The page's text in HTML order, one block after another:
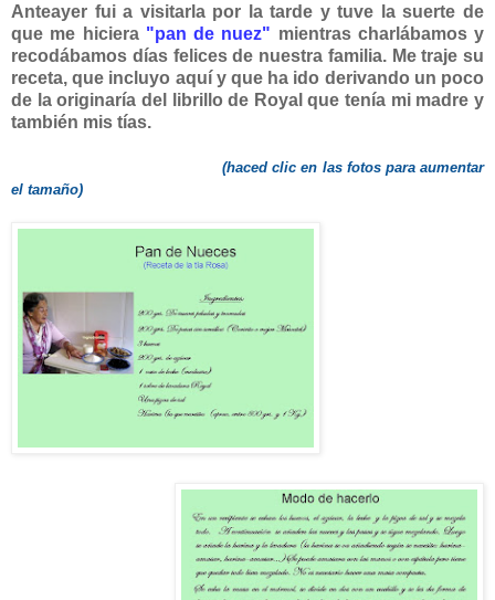
Anteayer fui a visitarla por la tarde y tuve la suerte de
que me hiciera "pan de nuez" mientras charlábamos y
recodábamos días felices de nuestra familia. Me traje su
receta, que incluyo aquí y que ha ido derivando un poco
de la originaría del librillo de Royal que tenía mi madre y
también mis tías.
(haced clic en las fotos para aumentar
el tamaño)